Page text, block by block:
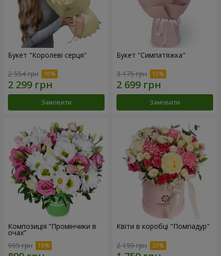
Букет "Королеві серця"
2 554 грн
Замовити
Букет "Симпатяжка"
3 175 грн
Замовити
Композиція “Промінчики в
очах”
999 грн
Квіти в коробці "Помпадур"
2 199 грн